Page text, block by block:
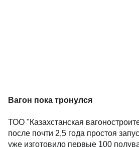
Вагон пока тронулся
ТОО "Казахстанская
после почти 2,5 года простоя
уже изготовило первые 100